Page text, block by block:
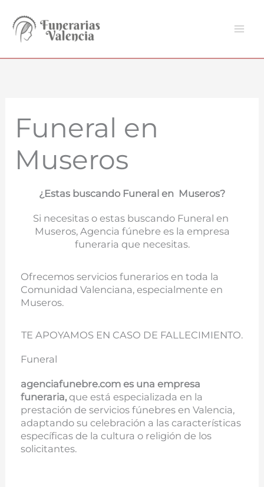
contenido
Funeral en
Museros
¿Estas buscando Funeral en Museros?
Si necesitas o estas buscando Funeral en
Museros, Agencia fúnebre es la empresa
funeraria que necesitas.
Ofrecemos servicios funerarios en toda la
Comunidad Valenciana, especialmente en
Museros.
TE APOYAMOS EN CASO DE FALLECIMIENTO.
Funeral
agenciafunebre.com es una empresa
funeraria, que está especializada en la
prestación de servicios fúnebres en Valencia,
adaptando su celebración a las características
específicas de la cultura o religión de los
solicitantes.